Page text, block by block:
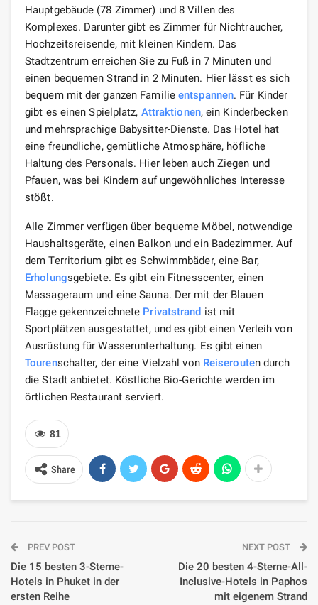
Hauptgebäude (78 Zimmer) und 8 Villen des
Komplexes. Darunter gibt es Zimmer für Nichtraucher,
Hochzeitsreisende, mit kleinen Kindern. Das
Stadtzentrum erreichen Sie zu Fuß in 7 Minuten und
einen bequemen Strand in 2 Minuten. Hier lässt es sich
bequem mit der ganzen Familieentspannen. Für Kinder
gibt es einen Spielplatz, Attraktionen, ein Kinderbecken
und mehrsprachige Babysitter-Dienste. Das Hotel hat
eine freundliche, gemütliche Atmosphäre, höfliche
Haltung des Personals. Hier leben auch Ziegen und
Pfauen, was bei Kindern auf ungewöhnliches Interesse
stößt.
Alle Zimmer verfügen über bequeme Möbel, notwendige
Haushaltsgeräte, einen Balkon und ein Badezimmer. Auf
dem Territorium gibt es Schwimmbäder, eine Bar,
Erholungsgebiete. Es gibt ein Fitnesscenter, einen
Massageraum und eine Sauna. Der mit der Blauen
Flagge gekennzeichnete Privatstrand ist mit
Sportplätzen ausgestattet, und es gibt einen Verleih von
Ausrüstung für Wasserunterhaltung. Es gibt einen
Tourenschalter, der eine Vielzahl von Reiserouten durch
die Stadt anbietet. Köstliche Bio-Gerichte werden im
örtlichen Restaurant serviert.
81
Share
PREV POST
Die 15 besten 3-Sterne-
Hotels in Phuket in der
ersten Reihe
NEXT POST
Die 20 besten 4-Sterne-All-
Inclusive-Hotels in Paphos
mit eigenem Strand